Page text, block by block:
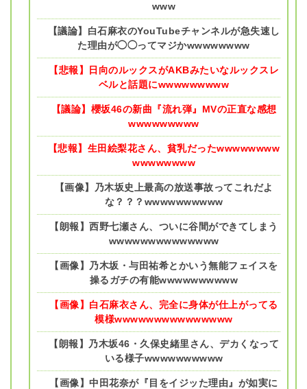
www
【議論】白石麻衣のYouTubeチャンネルが急失速し
た理由が◯◯ってマジかwwwwwwww
【悲報】日向のルックスがAKBみたいなルックスレ
ベルと話題にwwwwwwwww
【議論】櫻坂46の新曲『流れ弾』MVの正直な感想
wwwwwwwww
【悲報】生田絵梨花さん、貧乳だったwwwwwwww
wwwwwwww
【画像】乃木坂史上最高の放送事故ってこれだよ
な？？？wwwwwwwwww
【朗報】西野七瀬さん、ついに谷間ができてしまう
wwwwwwwwwwwwww
【画像】乃木坂・与田祐希とかいう無能フェイスを
操るガチの有能wwwwwwwwww
【画像】白石麻衣さん、完全に身体が仕上がってる
模様wwwwwwwwwwwwwww
【朗報】乃木坂46・久保史緒里さん、デカくなって
いる様子wwwwwwwwww
【画像】中田花奈が『目をイジッた理由』が如実に